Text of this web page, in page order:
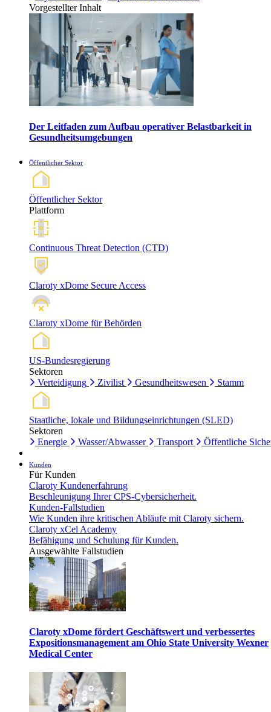
Vorgestellter Inhalt
Der Leitfaden zum Aufbau operativer Belastbarkeit in
Gesundheitsumgebungen
Öffentlicher Sektor
Öffentlicher Sektor
Plattform
Continuous Threat Detection (CTD)
Claroty xDome Secure Access
Claroty xDome für Behörden
US-Bundesregierung
Sektoren
Verteidigung
Zivilist Gesundheitswesen Stamm
Staatliche, lokale und Bildungseinrichtungen (SLED)
Sektoren
Energie
Wasser/Abwasser Transport Öffentliche
Kunden
Für Kunden
Claroty Kundenerfahrung
Beschleunigung Ihrer CPS-Cybersicherheit.
Kunden-Fallstudien
Wie Kunden ihre kritischen Abläufe mit Claroty sichern.
Claroty xCel Academy
Befähigung und Schulung für Kunden.
Ausgewählte Fallstudien
Claroty xDome fördert Geschäftswert und verbessertes
Expositionsmanagement am Ohio State University Wexner
Medical Center